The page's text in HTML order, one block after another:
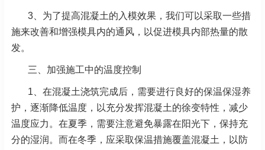
3、为了提高混凝土的入模效果，我们可以采取一些措
施来改善和增强模具内的通风，以促进模具内部热量的散
发。
三、加强施工中的温度控制
1、在混凝土浇筑完成后，需要进行良好的保温保湿养
护，逐渐降低温度，以充分发挥混凝土的徐变特性，减少
温度应力。在夏季，需要注意避免暴露在阳光下，保持充
分的湿润。而在冬季，应采取保温措施覆盖混凝土，以防